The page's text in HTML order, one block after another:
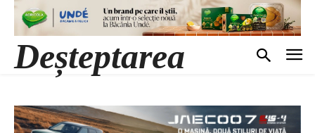
Deșteptarea